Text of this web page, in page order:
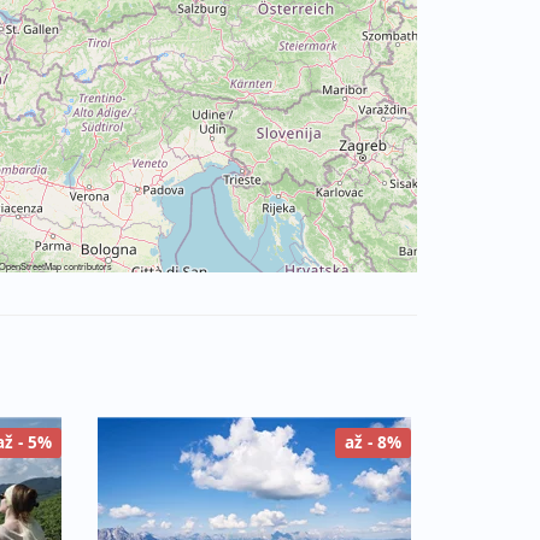
OpenStreetMapcontributors
- 5% až - 8%